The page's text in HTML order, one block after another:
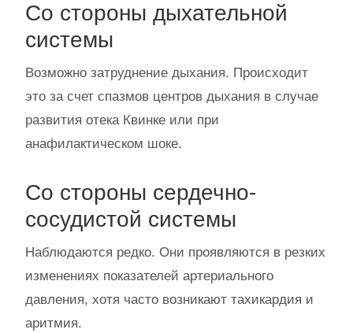
Со стороны дыхательной
системы
Возможно затруднение дыхания. Происходит
это за счет спазмов центров дыхания в случае
развития отека Квинке или при
анафилактическом шоке.
Со стороны сердечно-
сосудистой системы
Наблюдаются редко. Они проявляются в резких
изменениях показателей артериального
давления, хотя часто возникают тахикардия и
аритмия.